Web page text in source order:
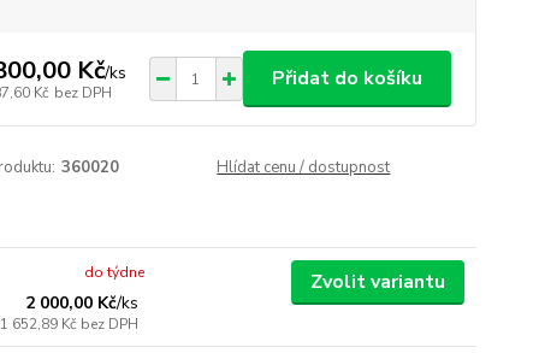
Kč/ks
Kč bez DPH
Přidat do košíku
360020 Hlídat cenu / dostupnost
2 000,00 Kč/ks
1 652,89 Kč bez DPH
do týdne Zvolit variantu